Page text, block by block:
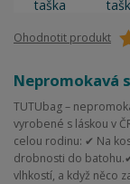
Ohodnotit produkt
Nepromokavá
TUTUbag –
vyrobené s láskou v
celou rodinu: ✔ Na
drobnosti do
vlhkostí, a když něco